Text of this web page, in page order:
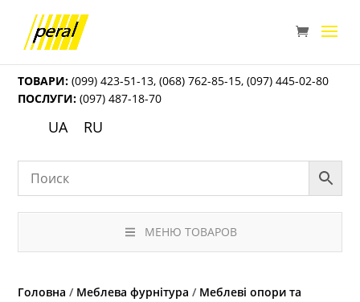
ТОВАРИ: (099) 423-51-13,(068) 762-85-15,(097) 445-02-80
ПОСЛУГИ: (097) 487-18-70
UA RU
МЕНЮ ТОВАРОВ
Головна / Меблева фурнітура / Меблеві опори та